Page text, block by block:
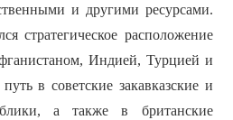
и другими ресурсами.
стратегическое расположение
Индией, Турцией и
в советские закавказские и
а также в британские